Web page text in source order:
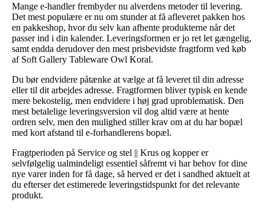
Mange e-handler frembyder nu alverdens metoder til levering.
Det mest populære er nu om stunder at få afleveret pakken hos
en pakkeshop, hvor du selv kan afhente produkterne når det
passer ind i din kalender. Leveringsformen er jo ret let gængelig,
samt endda derudover den mest prisbevidste fragtform ved køb
af Soft Gallery Tableware Owl Koral.
Du bør endvidere påtænke at vælge at få leveret til din adresse
eller til dit arbejdes adresse. Fragtformen bliver typisk en kende
mere bekostelig, men endvidere i høj grad uproblematisk. Den
mest betalelige leveringsversion vil dog altid være at hente
ordren selv, men den mulighed stiller krav om at du har bopæl
med kort afstand til e-forhandlerens bopæl.
Fragtperioden på Service og stel || Krus og kopper er
selvfølgelig ualmindeligt essentiel såfremt vi har behov for dine
nye varer inden for få dage, så herved er det i sandhed aktuelt at
du efterser det estimerede leveringstidspunkt for det relevante
produkt.